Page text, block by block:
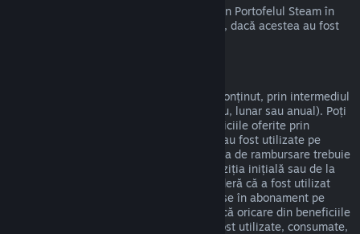
Poți cere o rambursare pentru fondurile din Portofelul Steam în
termen de paisprezece zile de la achiziție, dacă acestea au fost
Steam oferă acces la anumite servicii și conținut, prin intermediul
unor plăți periodice automate (de exemplu, lunar sau anual). Poți
cere rambursarea sumei plătite dacă serviciile oferite prin
intermediul unui astfel de abonament nu au fost utilizate pe
durata ciclului curent de facturare. Cererea de rambursare trebuie
efectuată în cel mult 48 de ore de la achiziția inițială sau de la
reînnoirea automată. Conținutul se consideră că a fost utilizat
dacă a fost jucat oricare din titlurile incluse în abonament pe
durata ciclului de facturare curent sau dacă oricare din beneficiile
sau reducerile incluse în abonament au fost utilizate, consumate,